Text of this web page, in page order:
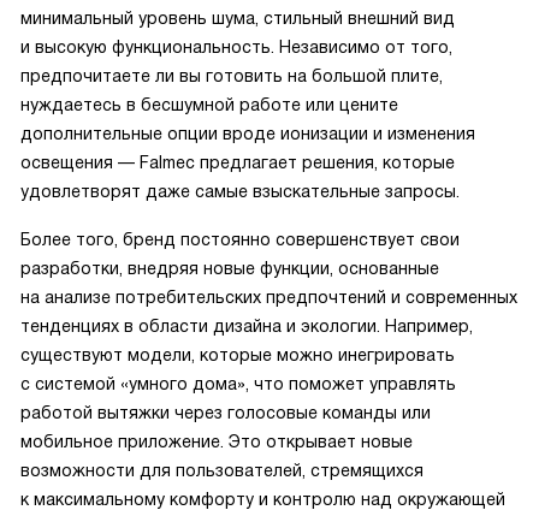
минимальный уровень шума, стильный внешний вид
и высокую функциональность. Независимо от того,
предпочитаете ли вы готовить на большой плите,
нуждаетесь в бесшумной работе или цените
дополнительные опции вроде ионизации и изменения
освещения — Falmec предлагает решения, которые
удовлетворят даже самые взыскательные запросы.
Более того, бренд постоянно совершенствует свои
разработки, внедряя новые функции, основанные
на анализе потребительских предпочтений и современных
тенденциях в области дизайна и экологии. Например,
существуют модели, которые можно инегрировать
с системой «умного дома», что поможет управлять
работой вытяжки через голосовые команды или
мобильное приложение. Это открывает новые
возможности для пользователей, стремящихся
к максимальному комфорту и контролю над окружающей